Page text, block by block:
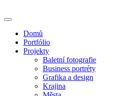
to
Domů
Portfólio
Projekty
Baletní fotografie
Business portréty
Grafika a design
Krajina